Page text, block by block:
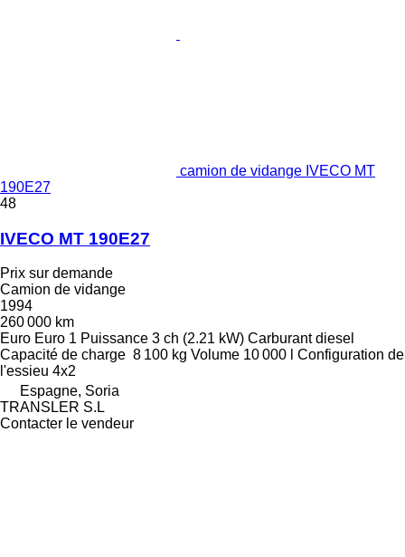
camion de vidange IVECO MT
190E27
48
IVECO MT 190E27
Prix sur demande
Camion de vidange
1994
260 000 km
Euro Euro 1 Puissance 3 ch (2.21 kW) Carburant diesel
Capacité de charge 8 100 kg Volume 10 000 l
Configuration de
l'essieu 4x2
Espagne, Soria
TRANSLER S.L
Contacter le vendeur